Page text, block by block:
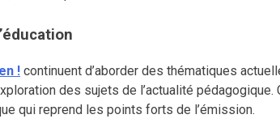
! continuent d’aborder des thématiques
des sujets de l’actualité pédagogique.
qui reprend les points forts de l’émission.